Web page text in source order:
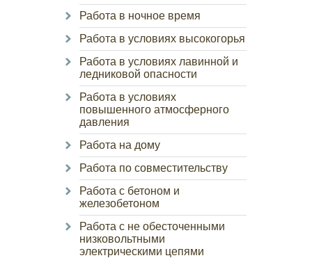
Работа в ночное время
Работа в условиях высокогорья
Работа в условиях лавинной и
ледниковой опасности
Работа в условиях
повышенного атмосферного
давления
Работа на дому
Работа по совместительству
Работа с бетоном и
железобетоном
Работа с не обесточенными
низковольтными
электрическими цепями